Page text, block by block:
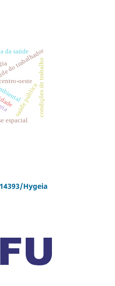
saúde pública
espacial
oeste
do trabalhador
condições de trabalho
da saúde
Hygeia